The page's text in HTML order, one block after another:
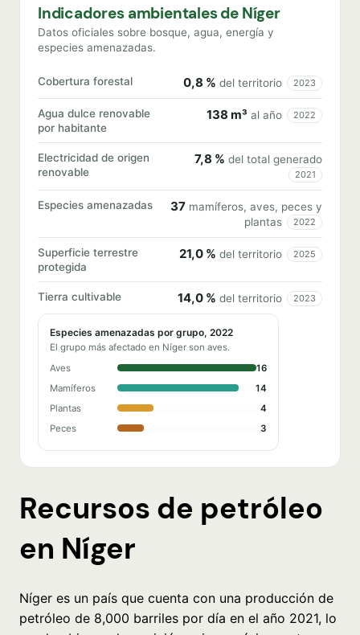
Indicadores ambientales de Níger
Datos oficiales sobre bosque, agua, energía y
especies amenazadas.
Cobertura forestal 0,8 % del territorio 2023
Agua dulce renovable
por habitante
138 m³ al año 2022
Electricidad de origen
renovable
7,8 % del total generado
2021
Especies amenazadas 37 mamíferos, aves, peces y
plantas
2022
Superficie terrestre
protegida
21,0 % del territorio 2025
Tierra cultivable 14,0 % del territorio 2023
Especies amenazadas por grupo, 2022
El grupo más afectado en Níger son aves.
Aves
16
Mamíferos
14
Plantas
4
Peces
3
Recursos de petróleo
en Níger
Níger es un país que cuenta con una producción de
petróleo de 8,000 barriles por día en el año 2021, lo